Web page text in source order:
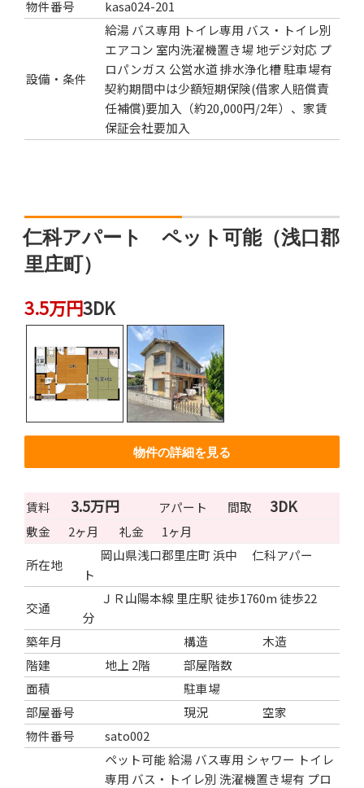
物件番号 kasa024-201
設備・条件
給湯 バス専用 トイレ専用 バス・トイレ別
エアコン 室内洗濯機置き場地デジ対応 プ
ロパンガス 公営水道排水浄化槽駐車場有
契約期間中は少額短期保険(借家人賠償責
任補償)要加入（約20,000円/2年）、家賃
保証会社要加入
仁科アパート ペット可能（浅口郡
里庄町）
3.5万円3DK
物件の詳細を見る
賃料 3.5万円 アパート 間取 3DK
敷金 2ヶ月 礼金
1ヶ月
所在地
岡山県浅口郡里庄町 浜中 仁科アパー
ト
交通
ＪＲ山陽本線 里庄駅 徒歩1760m 徒歩22
分
築年月
構造
木造
階建
地上 2階
部屋階数
面積
駐車場
部屋番号
現況
空家
物件番号
sato002
ペット可能給湯 バス専用 シャワー トイレ
専用 バス・トイレ別 洗濯機置き場有 プロ